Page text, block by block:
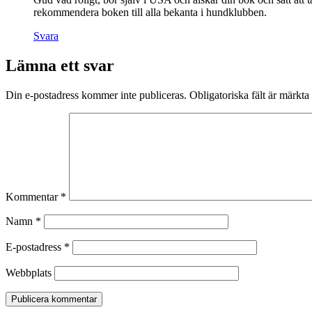
rekommendera boken till alla bekanta i hundklubben.
Svara
Lämna ett svar
Din e-postadress kommer inte publiceras. Obligatoriska fält är märkta
Kommentar *
Namn *
E-postadress *
Webbplats